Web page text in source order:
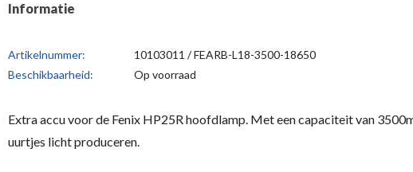
Informatie
Artikelnummer:
10103011 / FEARB-L18-3500-18650
Beschikbaarheid:
Op voorraad
Extra accu voor de Fenix HP25R hoofdlamp. Met een capaciteit van
uurtjes licht produceren.